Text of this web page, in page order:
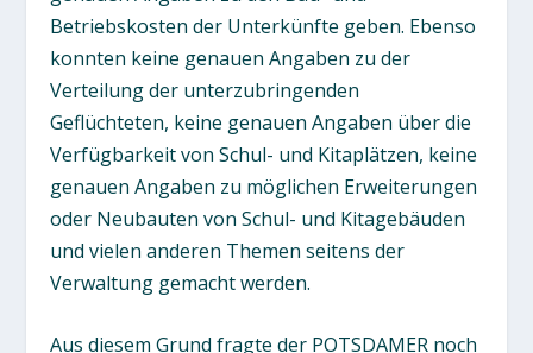
Betriebskosten der Unterkünfte geben. Ebenso
konnten keine genauen Angaben zu der
Verteilung der unterzubringenden
Geflüchteten, keine genauen Angaben über die
Verfügbarkeit von Schul- und Kitaplätzen, keine
genauen Angaben zu möglichen Erweiterungen
oder Neubauten von Schul- und Kitagebäuden
und vielen anderen Themen seitens der
Verwaltung gemacht werden.
Aus diesem Grund fragte der POTSDAMER noch